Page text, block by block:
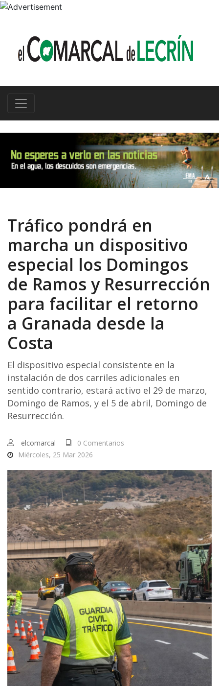
Tráfico pondrá en
marcha un dispositivo
especial los Domingos
de Ramos y Resurrección
para facilitar el retorno
a Granada desde la
Costa
El dispositivo especial consistente en la
instalación de dos carriles adicionales en
sentido contrario, estará activo el 29 de marzo,
Domingo de Ramos, y el 5 de abril, Domingo de
Resurrección.
elcomarcal
0 Comentarios
Miércoles, 25 Mar 2026